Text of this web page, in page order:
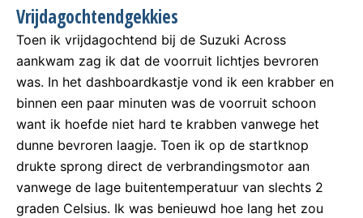
Vrijdagochtendgekkies
Toen ik vrijdagochtend bij de Suzuki Across
aankwam zag ik dat de voorruit lichtjes bevroren
was. In het dashboardkastje vond ik een krabber en
binnen een paar minuten was de voorruit schoon
want ik hoefde niet hard te krabben vanwege het
dunne bevroren laagje. Toen ik op de startknop
drukte sprong direct de verbrandingsmotor aan
vanwege de lage buitentemperatuur van slechts 2
graden Celsius. Ik was benieuwd hoe lang het zou